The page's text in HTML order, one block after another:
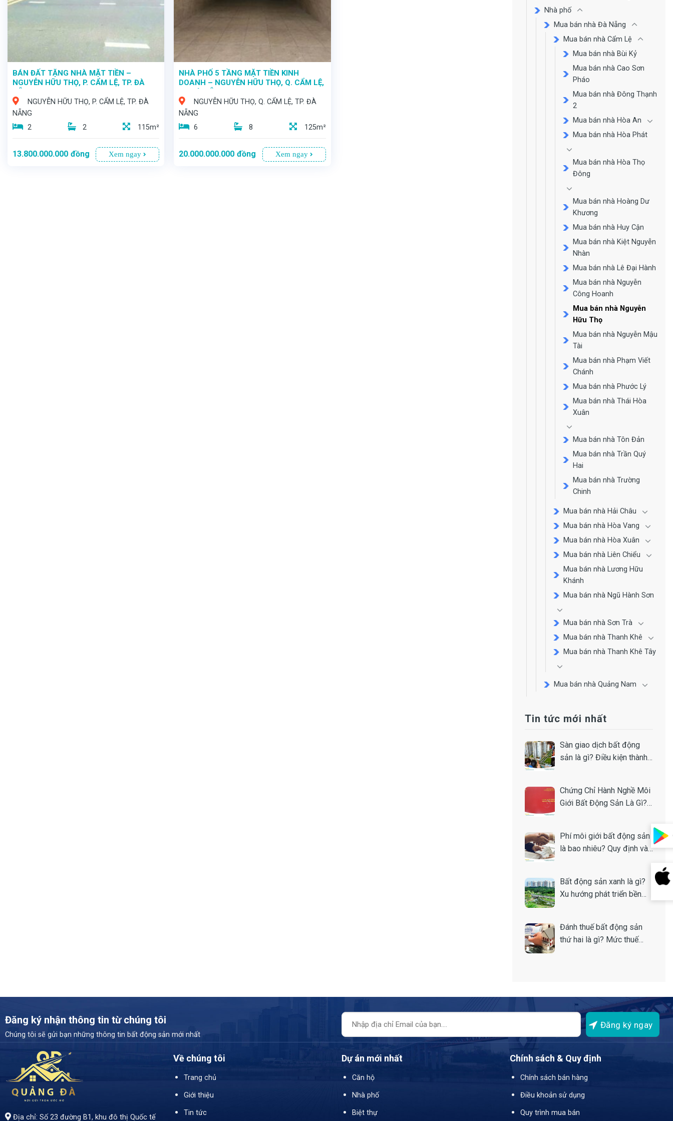
BÁN ĐẤT TẶNG NHÀ MẶT TIỀN –
NGUYỄN HỮU THỌ, P. CẨM LỆ, TP. ĐÀ
NGUYỄN HỮU THỌ, P. CẨM LỆ, TP. ĐÀ
NẴNG
2
2 115m²
13.800.000.000 đồng Xem ngay
NHÀ PHỐ 5 TẦNG MẶT TIỀN KINH
DOANH – NGUYỄN HỮU THỌ, Q. CẨM LỆ,
NGUYỄN HỮU THỌ, Q. CẨM LỆ, TP. ĐÀ
NẴNG
6
8 125m²
20.000.000.000 đồng Xem ngay
Nhà phố
Mua bán nhà Đà Nẵng
Mua bán nhà Cẩm Lệ
Mua bán nhà Bùi Kỷ
Mua bán nhà Cao Sơn
Pháo
Mua bán nhà Đông Thạnh
2
Mua bán nhà Hòa An
Mua bán nhà Hòa Phát
Mua bán nhà Hòa Thọ
Đông
Mua bán nhà Hoàng Dư
Khương
Mua bán nhà Huy Cận
Mua bán nhà Kiệt Nguyễn
Nhàn
Mua bán nhà Lê Đại Hành
Mua bán nhà Nguyễn
Công Hoanh
Mua bán nhà Nguyễn
Hữu Thọ
Mua bán nhà Nguyễn Mậu
Tài
Mua bán nhà Phạm Viết
Chánh
Mua bán nhà Phước Lý
Mua bán nhà Thái Hòa
Xuân
Mua bán nhà Tôn Đản
Mua bán nhà Trần Quý
Hai
Mua bán nhà Trường
Chinh
Mua bán nhà Hải Châu
Mua bán nhà Hòa Vang
Mua bán nhà Hòa Xuân
Mua bán nhà Liên Chiểu
Mua bán nhà Lương Hữu
Khánh
Mua bán nhà Ngũ Hành Sơn
Mua bán nhà Sơn Trà
Mua bán nhà Thanh Khê
Mua bán nhà Thanh Khê Tây
Mua bán nhà Quảng Nam
Tin tức mới nhất
Sàn giao dịch bất động
sản là gì? Điều kiện thành
Chứng Chỉ Hành Nghề Môi
Giới Bất Động Sản Là Gì?
Phí môi giới bất động sản
là bao nhiêu? Quy định và
Bất động sản xanh là gì?
Xu hướng phát triển bền
Đánh thuế bất động sản
thứ hai là gì? Mức thuế
Đăng ký nhận thông tin từ chúng tôi
Chúng tôi sẽ gửi bạn những thông tin bất động sản mới nhất
Địa chỉ: Số 23 đường B1, khu đô thị Quốc tế
Về chúng tôi
Trang chủ
Giới thiệu
Tin tức
Dự án mới nhất
Căn hộ
Nhà phố
Biệt thự
Chính sách & Quy định
Chính sách bán hàng
Điều khoản sử dụng
Quy trình mua bán